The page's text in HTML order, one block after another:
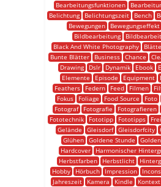
Bearbeitungsfunktionen
Belichtung
Belichtungszeit Bench
Bewegungen
Bewegungseffekt
Bildbearbeitung
Black And White Photography
Bunte Blätter
Business Chance
Drawing
Dslr Dynamik Ebook
Elemente
Episode Equipment
Feathers
Federn Feed Filmen
Fokus
Foliage Food Source Foto
Fotograf
Fotografie Fotografieren
Fototechnik
Fototipp Fototipps
Gelände
Gleisdorf Gleisdorfcity
Glühen
Goldene Stunde
Hardcover
Harmonischer
Herbstfarben
Herbstlicht
Hobby
Hörbuch Impression
Jahreszeit
Kamera Kindle Kontext